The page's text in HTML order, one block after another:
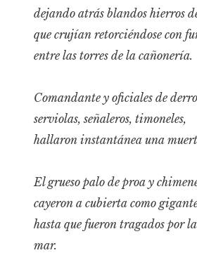
dejando atrás blandos hierros
que crujían retorciéndose con
entre las torres de la cañonería.
Comandante y oficiales de
serviolas, señaleros, timoneles,
hallaron instantánea una
El grueso palo de proa y
cayeron a cubierta como
hasta que fueron tragados por
mar.